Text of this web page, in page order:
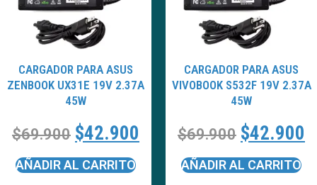
CARGADOR PARA ASUS
ZENBOOK UX31E 19V 2.37A
45W
$69.900 $42.900
AÑADIR AL CARRITO
CARGADOR PARA ASUS
VIVOBOOK S532F 19V 2.37A
45W
$69.900 $42.900
AÑADIR AL CARRITO